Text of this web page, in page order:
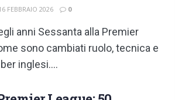
FEBBRAIO 2026 0
anni Sessanta alla Premier
sono cambiati ruolo, tecnica e
inglesi....